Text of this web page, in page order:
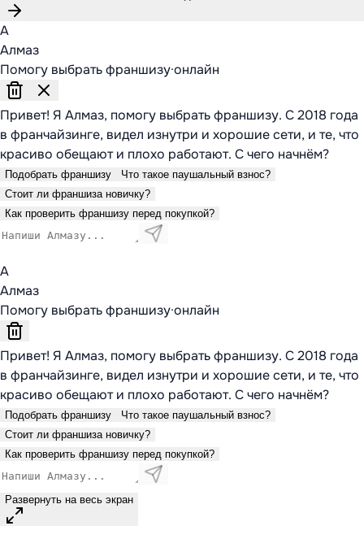
А
Алмаз
Помогу выбрать франшизу·онлайн
Привет! Я Алмаз, помогу выбрать франшизу. С 2018 года
в франчайзинге, видел изнутри и хорошие сети, и те, что
красиво обещают и плохо работают. С чего начнём?
Подобрать франшизу
Что такое паушальный взнос?
Стоит ли франшиза новичку?
Как проверить франшизу перед покупкой?
А
Алмаз
Помогу выбрать франшизу·онлайн
Привет! Я Алмаз, помогу выбрать франшизу. С 2018 года
в франчайзинге, видел изнутри и хорошие сети, и те, что
красиво обещают и плохо работают. С чего начнём?
Подобрать франшизу
Что такое паушальный взнос?
Стоит ли франшиза новичку?
Как проверить франшизу перед покупкой?
Развернуть на весь экран